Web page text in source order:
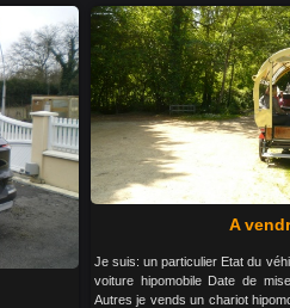
A
Je suis: un particulier Etat du
voiture hipomobile Date de
Autres je vends un chariot